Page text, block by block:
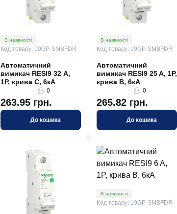
В наявності
Код товару: 19GP-SMBFDR
Автоматичний
вимикач RESI9 32 А,
1P, крива С, 6кА
0
263.95 грн.
До кошика
В наявності
Код товару: 19GP-SMBFDR
Автоматичний
вимикач RESI9 25 A, 1P,
крива В, 6кА
0
265.82 грн.
До кошика
В наявності
Код товару: 19GP-SMBFDR